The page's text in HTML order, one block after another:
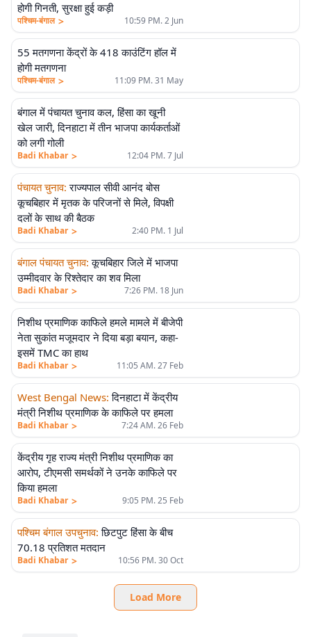
होगी गिनती, सुरक्षा हुई कड़ी
पश्चिम-बंगाल > 10:59 PM. 2 Jun
55 मतगणना केंद्रों के 418 काउंटिंग हॉल में
होगी मतगणना
पश्चिम-बंगाल > 11:09 PM. 31 May
बंगाल में पंचायत चुनाव कल, हिंसा का खूनी
खेल जारी, दिनहाटा में तीन भाजपा कार्यकर्ताओं
को लगी गोली
Badi Khabar > 12:04 PM. 7 Jul
पंचायत चुनाव: राज्यपाल सीवी आनंद बोस
कूचबिहार में मृतक के परिजनों से मिले, विपक्षी
दलों के साथ की बैठक
Badi Khabar > 2:40 PM. 1 Jul
बंगाल पंचायत चुनाव: कूचबिहार जिले में भाजपा
उम्मीदवार के रिश्तेदार का शव मिला
Badi Khabar > 7:26 PM. 18 Jun
निशीथ प्रमाणिक काफिले हमले मामले में बीजेपी
नेता सुकांत मजूमदार ने दिया बड़ा बयान, कहा-
इसमें TMC का हाथ
Badi Khabar > 11:05 AM. 27 Feb
West Bengal News: दिनहाटा में केंद्रीय
मंत्री निशीथ प्रमाणिक के काफिले पर हमला
Badi Khabar > 7:24 AM. 26 Feb
केंद्रीय गृह राज्य मंत्री निशीथ प्रमाणिक का
आरोप, टीएमसी समर्थकों ने उनके काफिले पर
किया हमला
Badi Khabar > 9:05 PM. 25 Feb
पश्चिम बंगाल उपचुनाव: छिटपुट हिंसा के बीच
70.18 प्रतिशत मतदान
Badi Khabar > 10:56 PM. 30 Oct
Load More